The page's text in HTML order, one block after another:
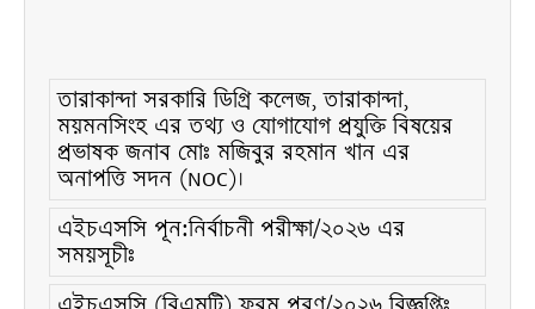
তারাকান্দা সরকারি ডিগ্রি কলেজ, তারাকান্দা,
ময়মনসিংহ এর তথ্য ও যোগাযোগ প্রযুক্তি বিষয়ের
প্রভাষক জনাব মোঃ মজিবুর রহমান খান এর
অনাপত্তি সদন (NOC)।
এইচএসসি পূন:নির্বাচনী পরীক্ষা/২০২৬ এর
সময়সূচীঃ
এইচএসসি (বিএমটি) ফরম পূরণ/২০২৬ বিজ্ঞপ্তিঃ